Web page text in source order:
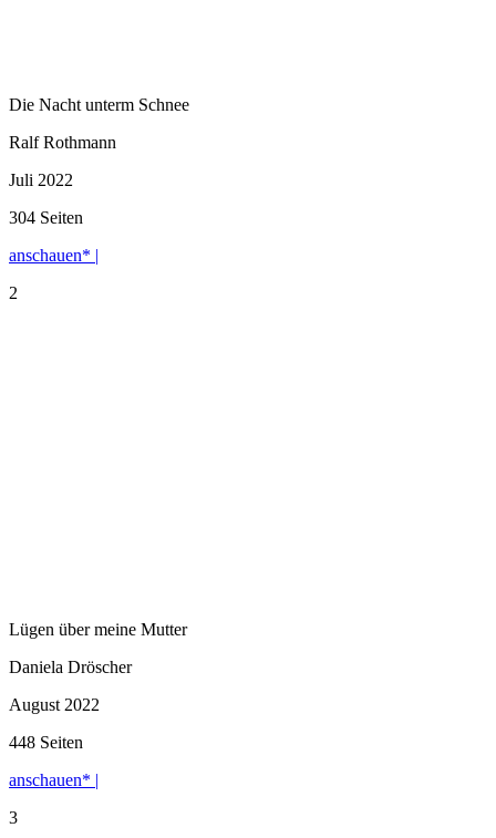
Die Nacht unterm Schnee
Ralf Rothmann
Juli 2022
304 Seiten
anschauen* |
2
Lügen über meine Mutter
Daniela Dröscher
August 2022
448 Seiten
anschauen* |
3